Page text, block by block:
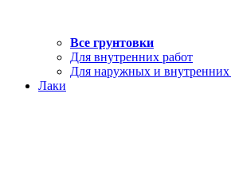
Все грунтовки
Для внутренних работ
Для наружных и внутренних
Лаки